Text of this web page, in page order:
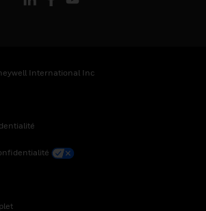
International Inc